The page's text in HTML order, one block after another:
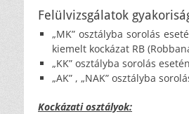
Felülvizsgálatok
„MK” osztályba sorolás
kiemelt kockázat RB
„KK” osztályba sorolás
„AK” , „NAK” osztályba
Kockázati osztályok: